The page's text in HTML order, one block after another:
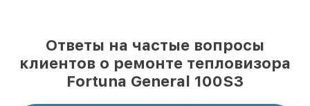
Ответы на частые вопросы
клиентов о ремонте тепловизора
Fortuna General 100S3